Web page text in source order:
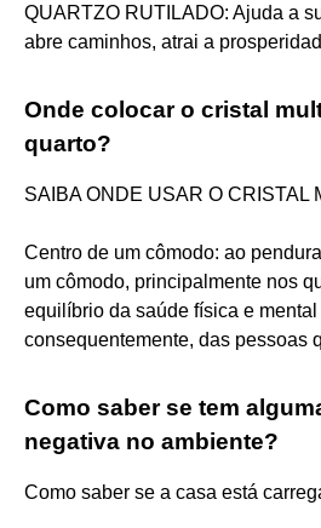
QUARTZO RUTILADO: Ajuda a
abre caminhos, atrai a
Onde colocar o cristal
quarto?
SAIBA ONDE USAR O CRISTAL
Centro de um cômodo: ao
um cômodo, principalmente nos
equilíbrio da saúde física e
consequentemente, das pessoas
Como saber se tem
negativa no ambiente?
Como saber se a casa está